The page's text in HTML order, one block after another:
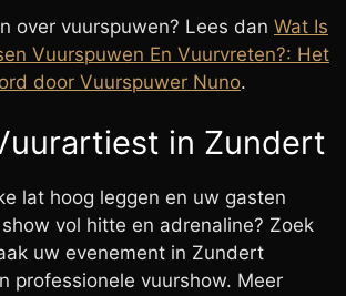
over vuurspuwen? Lees dan Wat Is
Vuurspuwen En Vuurvreten?: Het
door Vuurspuwer Nuno.
in Zundert
lat hoog leggen en uw gasten
vol hitte en adrenaline? Zoek
uw evenement in Zundert
professionele vuurshow. Meer